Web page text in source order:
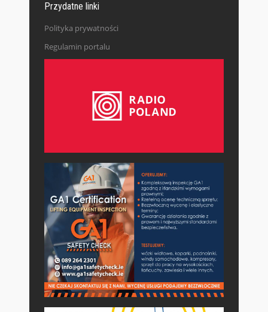
Przydatne linki
Polityka prywatności
Regulamin portalu